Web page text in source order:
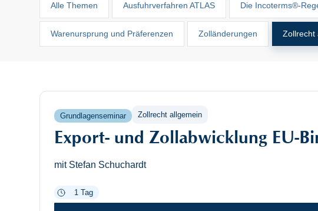
Alle Themen Ausfuhrverfahren ATLAS Die Incoterms®-
Warenursprung und Präferenzen Zolländerungen Zollrecht
Grundlagenseminar Zollrecht allgemein
Export- und Zollabwicklung EU-
mit Stefan Schuchardt
1 Tag